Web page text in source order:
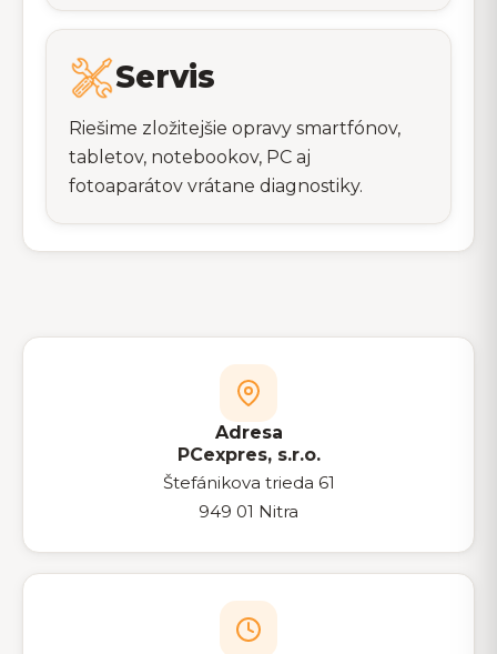
Servis
Riešime zložitejšie opravy smartfónov,
tabletov, notebookov, PC aj
fotoaparátov vrátane diagnostiky.
Adresa
PCexpres, s.r.o.
Štefánikova trieda 61
949 01 Nitra